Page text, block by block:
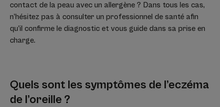
contact de la peau avec un allergène ? Dans tous les cas,
n’hésitez pas à consulter un professionnel de santé afin
qu’il confirme le diagnostic et vous guide dans sa prise en
charge.
Quels sont les symptômes de l’eczéma
de l’oreille ?